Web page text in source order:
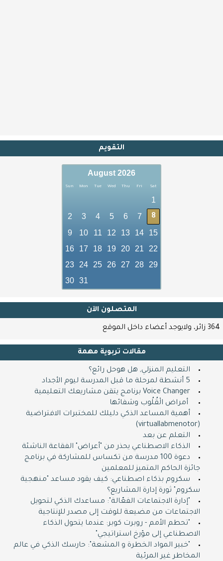
التقويم
August 2026
Sun Mon Tue Wed Thu Fri Sat
1
2
3 4 5 6 7 8
9 10 11 12 13 14
15
16
17 18 19 20 21
22
23
24 25 26 27 28
29
30 31
المتصلون اﻵن
364 زائر، ولايوجد أعضاء داخل الموقع
مقالات تربوية مهمة
التعليم المنزلي, هل هوحل رائع؟
5 أنشطة لمرحلة ما قبل المدرسة ليوم الأجداد
Voice Changer برنامج يتقن مشاريعك التعليمية
​ ​ أمراض الْقُلُوب وشفائها
أهمية المساعد الذكي دليلك للمختبرات الافتراضية
(virtuallabmenotor)
التعلم عن بعد
الذكاء الاصطناعي يحذر من "أعراض" الفقاعة الناشئة
دعوة 100 مدرسة من تكساس للمشاركة في برنامج
جائزة الحاكم المتميز للمعلمين
سكروم بذكاء اصطناعي: كيف يقود مساعد "منهجية
سكروم" ثورة إدارة المشاريع؟
"إدارة الاجتماعات الفعّالة": مساعدك الذكي لتحويل
الاجتماعات من مضيعة للوقت إلى مصدر للإنتاجية
"تحطم الأمم - روبرت كوبر: عندما يتحول الذكاء
الاصطناعي إلى مؤرخ استراتيجي"
"خبير المواد الخطرة و المشعة": حارسك الذكي في عالم
المخاطر غير المرئية